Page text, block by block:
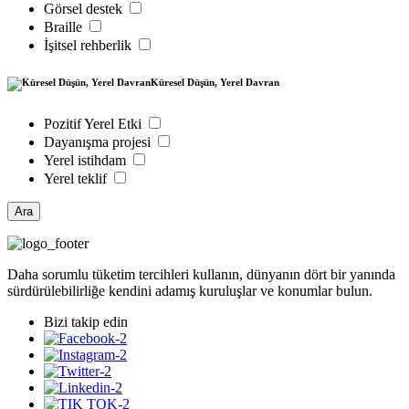
Görsel destek
Braille
İşitsel rehberlik
Küresel Düşün, Yerel Davran
Pozitif Yerel Etki
Dayanışma projesi
Yerel istihdam
Yerel teklif
Ara
Daha sorumlu tüketim tercihleri kullanın, dünyanın dört bir yanında
sürdürülebilirliğe kendini adamış kuruluşlar ve konumlar bulun.
Bizi takip edin